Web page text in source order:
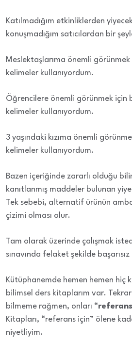
Katılmadığım etkinliklerden
konuşmadığım satıcılardan bir
Meslektaşlarıma önemli görünmek
kelimeler kullanıyordum.
Öğrencilere önemli görünmek için
kelimeler kullanıyordum.
3 yaşındaki kızıma önemli
kelimeler kullanıyordum.
Bazen içeriğinde zararlı olduğu
kanıtlanmış maddeler bulunan
Tek sebebi, alternatif ürünün
çizimi olması olur.
Tam olarak üzerinde çalışmak
sınavında felaket şekilde
Kütüphanemde hemen hemen hiç
bilimsel ders kitaplarım var. Tekrar
bilmeme rağmen, onları “
Kitapları, “referans için” ölene
niyetliyim.